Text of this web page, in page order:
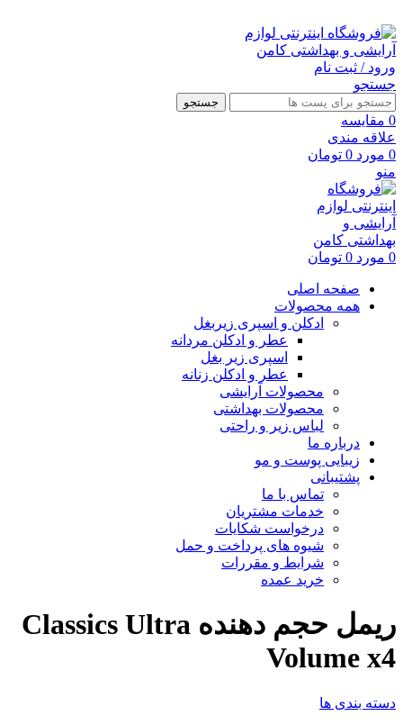
ورود / ثبت نام
جستجو
جستجو
0 مقايسه
علاقه مندی
0 مورد 0 تومان
منو
0 مورد 0 تومان
صفحه اصلی
همه محصولات
ادکلن و اسپری زیربغل
عطر و ادکلن مردانه
اسپری زیر بغل
عطر و ادکلن زنانه
محصولات آرایشی
محصولات بهداشتی
لباس زیر و راحتی
درباره ما
زیبایی پوست و مو
پشتیبانی
تماس با ما
خدمات مشتریان
درخواست شکایات
شیوه های پرداخت و حمل
شرایط و مقررات
خرید عمده
ریمل حجم دهنده Classics Ultra
Volume x4
دسته بندی ها